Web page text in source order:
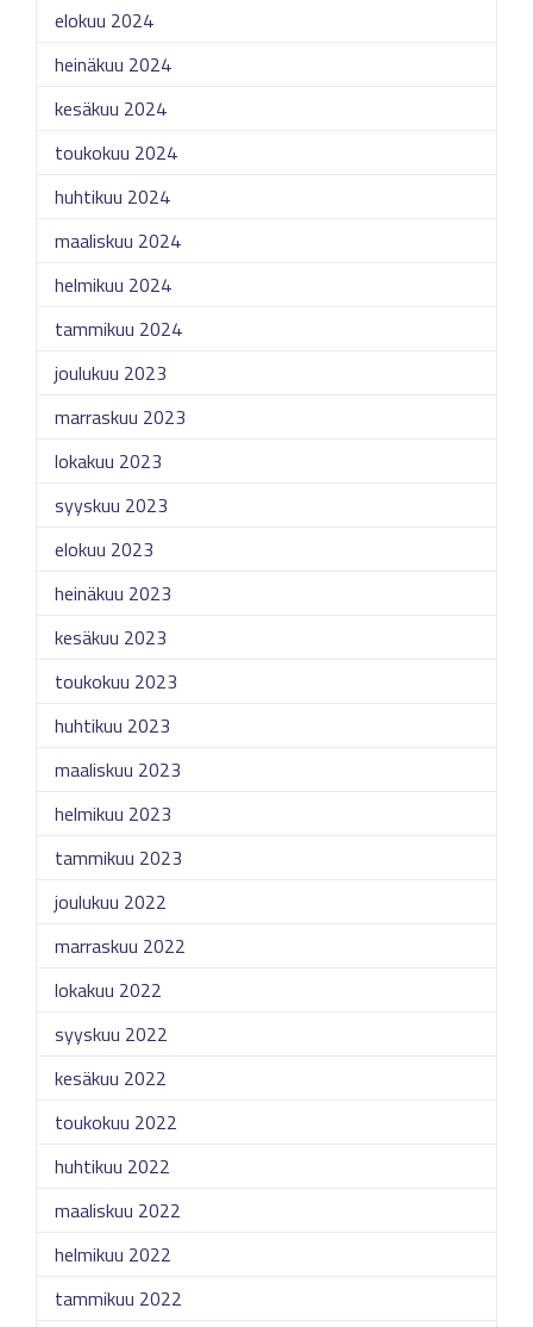
elokuu 2024
heinäkuu 2024
kesäkuu 2024
toukokuu 2024
huhtikuu 2024
maaliskuu 2024
helmikuu 2024
tammikuu 2024
joulukuu 2023
marraskuu 2023
lokakuu 2023
syyskuu 2023
elokuu 2023
heinäkuu 2023
kesäkuu 2023
toukokuu 2023
huhtikuu 2023
maaliskuu 2023
helmikuu 2023
tammikuu 2023
joulukuu 2022
marraskuu 2022
lokakuu 2022
syyskuu 2022
kesäkuu 2022
toukokuu 2022
huhtikuu 2022
maaliskuu 2022
helmikuu 2022
tammikuu 2022